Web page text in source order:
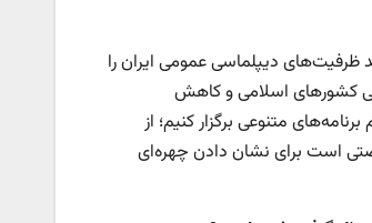
ظرفیت‌های دیپلماسی عمومی ایران را
کشورهای اسلامی و کاهش
متنوعی برگزار کنیم؛ از
است برای نشان دادن چهره‌ای